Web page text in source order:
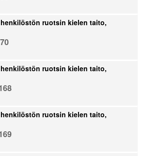
ruotsin kielen taito,
ruotsin kielen taito,
ruotsin kielen taito,